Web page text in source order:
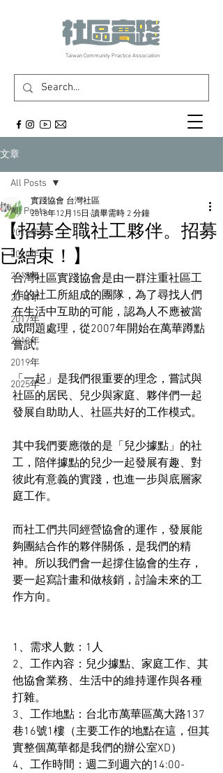
​Taiwan Community Practice Association
文章
All Posts
2013年
2014年
2015年
2016年
2017年
2018年
2019年
2025年
All Posts
【招募全職社工夥伴。招募
已結束！】
實踐協會 台灣社區
2018年12月15日 讀畢需時 2 分鐘
台灣社區實踐協會是由一群注重社區工
作的社工所組成的團隊，為了尋找人們
在生活中互助的可能，認為人不應被當
成問題處理，從2007年開始在萬華蹲點
嘗試。
「一起」是我們很重要的理念，嘗試與
社區的居民、兒少與家庭、夥伴們一起
發展自助助人、社區共好的工作模式。
其中我們要應徵的是「兒少據點」的社
工，陪伴據點的兒少一起發展有趣、對
彼此有意義的實踐，也進一步與底層家
庭工作。
而社工們共同經營協會的運作，發展能
夠團結合作的夥伴關係，是我們的精
神。所以我們會一起撐住協會的生存，
要一起寫計畫和做核銷，討論未來的工
作方向。
1、需求人數：1人
2、工作內容：兒少據點、家庭工作、其
他協會業務、生活中的維持運作與各種
打雜。
3、工作地點：台北市萬華區萬大路137
巷16號1樓（主要工作的地點在這，但其
實整個萬華都是我們的辦公室XD）
4、工作時間：週二到週六的14:00-